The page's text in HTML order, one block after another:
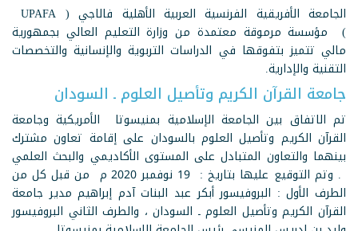
الجامعة الأفريقية الفرنسية العربية الأهلية فالاجي ( UPAFA
) مؤسسة مرموقة معتمدة من وزارة التعليم العالي بجمهورية
مالي تتميز بتفوقها في الدراسات التربوية والإنسانية والتخصصات
التقنية والإدارية.
جامعة القرآن الكريم وتأصيل العلوم ـ السودان
تم الاتفاق بين الجامعة الإسلامية بمنيسوتا الأمريكية وجامعة
القرآن الكريم وتأصيل العلوم بالسودان على إقامة تعاون مشترك
بينهما والتعاون المتبادل على المستوى الأكاديمي والبحث العلمي
. وتم التوقيع عليها بتاريخ : 19 نوفمبر 2020 م من قبل كل من
الطرف الأول : البروفيسور أبكر عبد البنات آدم إبراهيم مدير جامعة
القرآن الكريم وتأصيل العلوم ـ السودان ، والطرف الثاني البروفيسور